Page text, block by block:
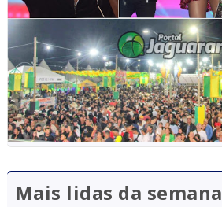
Mais lidas da semana